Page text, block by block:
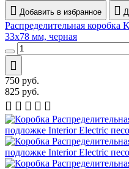
Добавить в избранное
Распределительная
33х78 мм, черная
750 руб.
825 руб.